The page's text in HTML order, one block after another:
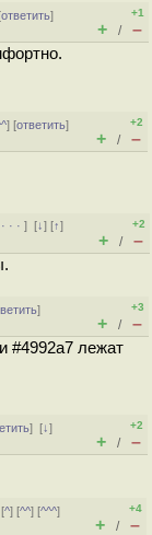
ответить]
+1
+ / –
] [ответить]
+2
+ / –
· · ·][↓] [↑]
+2
+ / –
]
+3
+ / –
#4992a7 лежат
][↓]
+2
+ / –
^] [^^] [^^^]
+4
+ / –